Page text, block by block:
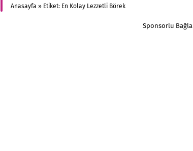
Anasayfa » Etiket: En Kolay Lezzetli Börek
Sponsorlu